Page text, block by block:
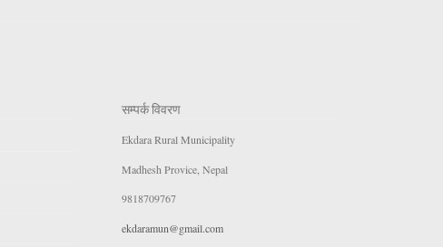
सम्पर्क विवरण
Ekdara Rural Municipality
Madhesh Provice, Nepal
9818709767
ekdaramun@gmail.com